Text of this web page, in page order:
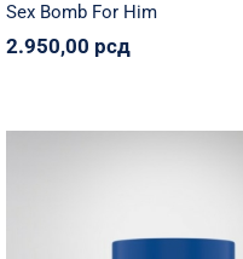
Sex Bomb For Him
2.950,00 рсд
375G Voćni miks